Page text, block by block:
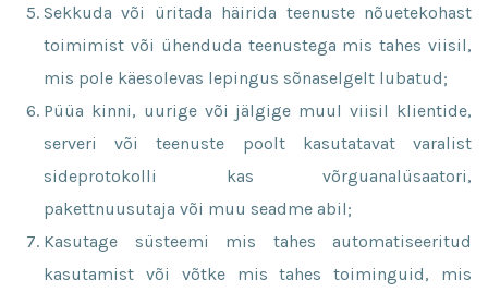
Sekkuda või üritada häirida teenuste nõuetekohast
toimimist või ühenduda teenustega mis tahes viisil,
mis pole käesolevas lepingus sõnaselgelt lubatud;
Püüa kinni, uurige või jälgige muul viisil klientide,
serveri või teenuste poolt kasutatavat varalist
sideprotokolli kas võrguanalüsaatori,
pakettnuusutaja või muu seadme abil;
Kasutage süsteemi mis tahes automatiseeritud
kasutamist või võtke mis tahes toiminguid, mis